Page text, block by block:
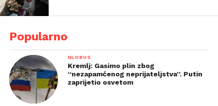
Popularno
GLOBUS
Kremlj: Gasimo plin zbog
“nezapamćenog neprijateljstva”. Putin
zaprijetio osvetom